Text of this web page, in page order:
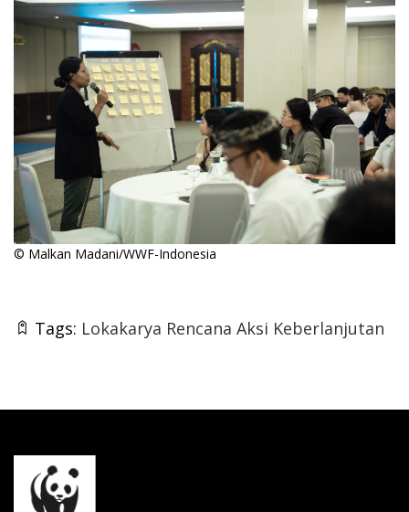
© Malkan Madani/WWF-Indonesia
Tags: Lokakarya Rencana Aksi Keberlanjutan